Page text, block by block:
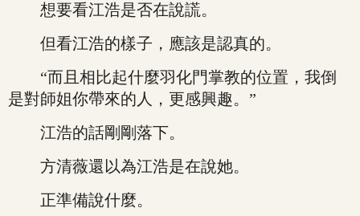
想要看江浩是否在說謊。
但看江浩的樣子，應該是認真的。
“而且相比起什麼羽化門掌教的位置，我倒
是對師姐你帶來的人，更感興趣。”
江浩的話剛剛落下。
方清薇還以為江浩是在說她。
正準備說什麼。